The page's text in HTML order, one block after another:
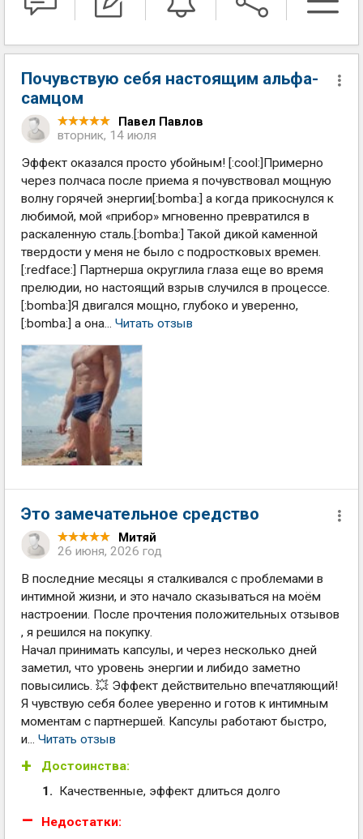
Почувствую себя настоящим альфа-
самцом
Павел Павлов
вторник, 14 июля
Эффект оказался просто убойным! [:cool:]Примерно
через полчаса после приема я почувствовал мощную
волну горячей энергии[:bomba:] а когда прикоснулся к
любимой, мой «прибор» мгновенно превратился в
раскаленную сталь.[:bomba:] Такой дикой каменной
твердости у меня не было с подростковых времен.
[:redface:] Партнерша округлила глаза еще во время
прелюдии, но настоящий взрыв случился в процессе.
[:bomba:]Я двигался мощно, глубоко и уверенно,
[:bomba:] а она... Читать отзыв
Это замечательное средство
Митяй
26 июня, 2026 год
В последние месяцы я сталкивался с проблемами в
интимной жизни, и это начало сказываться на моём
настроении. После прочтения положительных отзывов
, я решился на покупку.
Начал принимать капсулы, и через несколько дней
заметил, что уровень энергии и либидо заметно
повысились. 💥 Эффект действительно впечатляющий!
Я чувствую себя более уверенно и готов к интимным
моментам с партнершей. Капсулы работают быстро,
и... Читать отзыв
Достоинства:
Качественные, эффект длиться долго
Недостатки: